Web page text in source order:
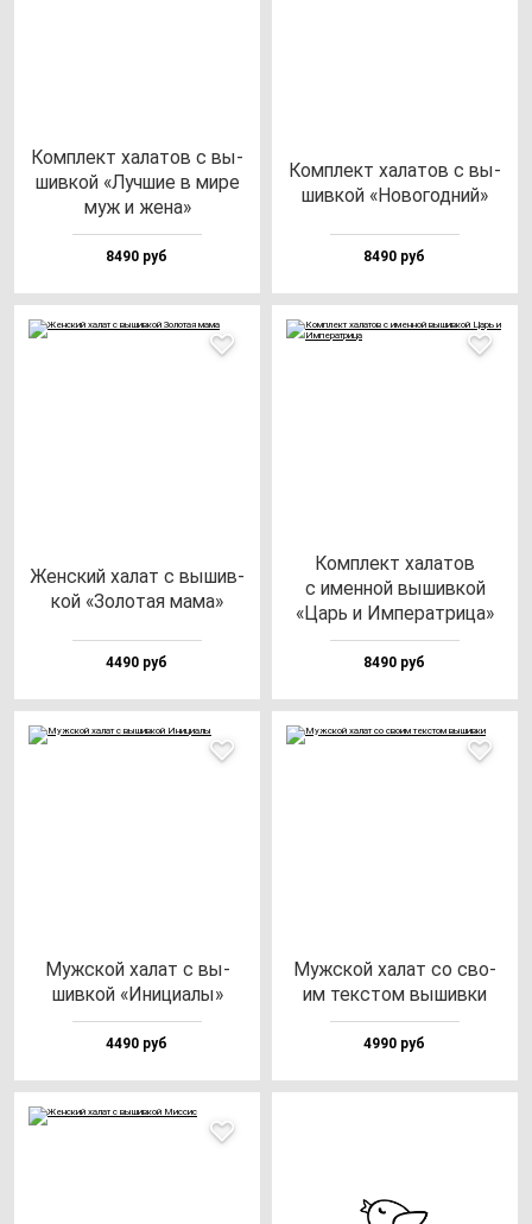
Ком­плект ха­ла­тов с вы­
шив­кой «Луч­шие в ми­ре
муж и же­на»
8490 руб
Ком­плект ха­ла­тов с вы­
шив­кой «Ново­год­ний»
8490 руб
Жен­ский ха­лат с вы­шив­
кой «Золо­тая ма­ма»
4490 руб
Ком­плект ха­ла­тов
с имен­ной вы­шив­кой
«Царь и Импе­рат­ри­ца»
8490 руб
Муж­ской ха­лат с вы­
шив­кой «Ини­ци­алы»
4490 руб
Муж­ской ха­лат со сво­
им тек­стом вы­шив­ки
4990 руб